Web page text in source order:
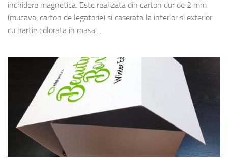
inchidere magnetica. Este realizata din carton dur de 2 mm
(mucava, carton de legatorie) si caserata la interior si exterior
cu hartie colorata in masa....